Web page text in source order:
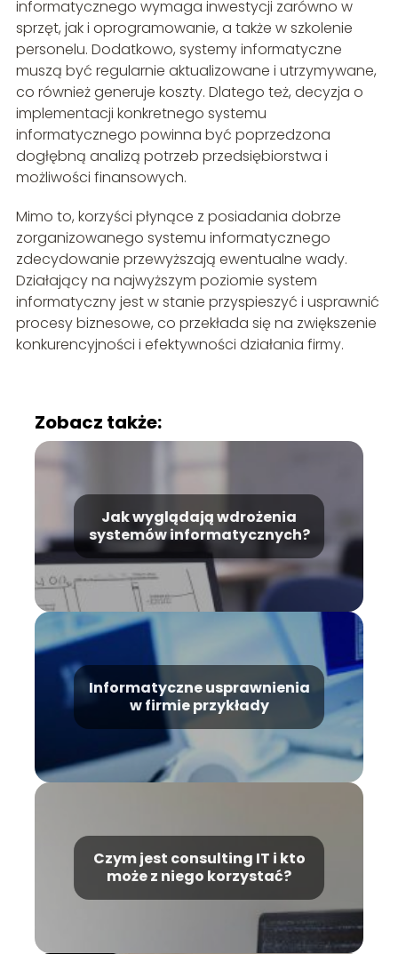
informatycznego wymaga inwestycji zarówno w
sprzęt, jak i oprogramowanie, a także w szkolenie
personelu. Dodatkowo, systemy informatyczne
muszą być regularnie aktualizowane i utrzymywane,
co również generuje koszty. Dlatego też, decyzja o
implementacji konkretnego systemu
informatycznego powinna być poprzedzona
dogłębną analizą potrzeb przedsiębiorstwa i
możliwości finansowych.
Mimo to, korzyści płynące z posiadania dobrze
zorganizowanego systemu informatycznego
zdecydowanie przewyższają ewentualne wady.
Działający na najwyższym poziomie system
informatyczny jest w stanie przyspieszyć i usprawnić
procesy biznesowe, co przekłada się na zwiększenie
konkurencyjności i efektywności działania firmy.
Zobacz także:
Jak wyglądają wdrożenia
systemów informatycznych?
Informatyczne usprawnienia
w firmie przykłady
Czym jest consulting IT i kto
może z niego korzystać?